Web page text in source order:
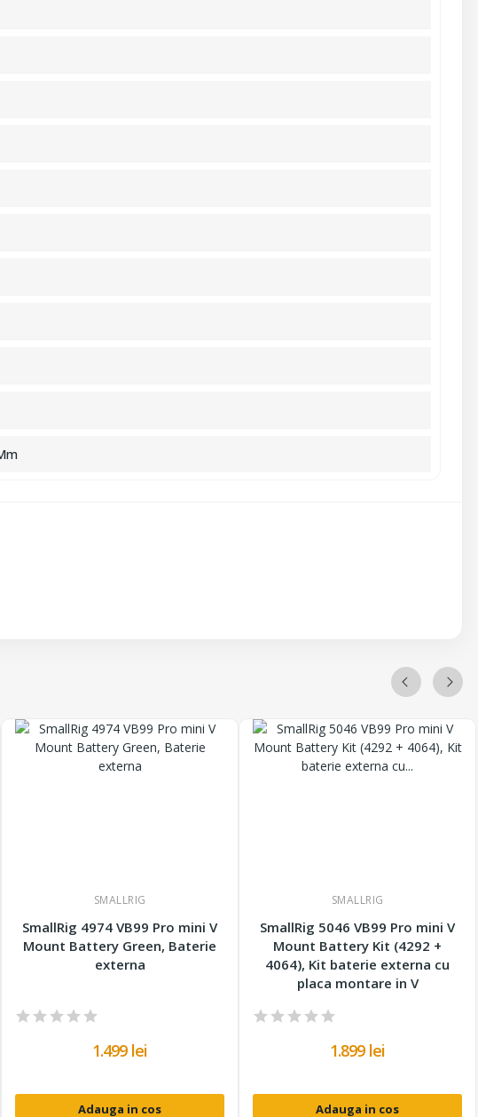
SMALLRIG
SmallRig 4974 VB99 Pro mini V
Mount Battery Green, Baterie
externa
1.499 lei
Adauga in cos
SMALLRIG
SmallRig 5046 VB99 Pro mini V
Mount Battery Kit (4292 +
4064), Kit baterie externa cu
placa montare in V
1.899 lei
Adauga in cos